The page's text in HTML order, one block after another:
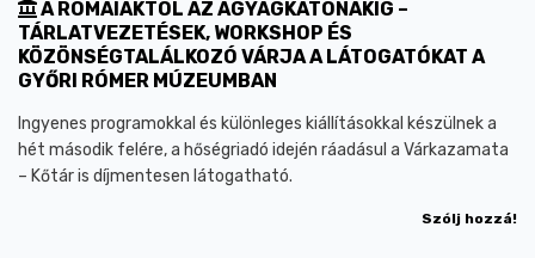
A RÓMAIAKTÓL AZ AGYAGKATONÁKIG –
TÁRLATVEZETÉSEK, WORKSHOP ÉS
KÖZÖNSÉGTALÁLKOZÓ VÁRJA A LÁTOGATÓKAT A
GYŐRI RÓMER MÚZEUMBAN
Ingyenes programokkal és különleges kiállításokkal készülnek a
hét második felére, a hőségriadó idején ráadásul a Várkazamata
– Kőtár is díjmentesen látogatható.
Szólj hozzá!